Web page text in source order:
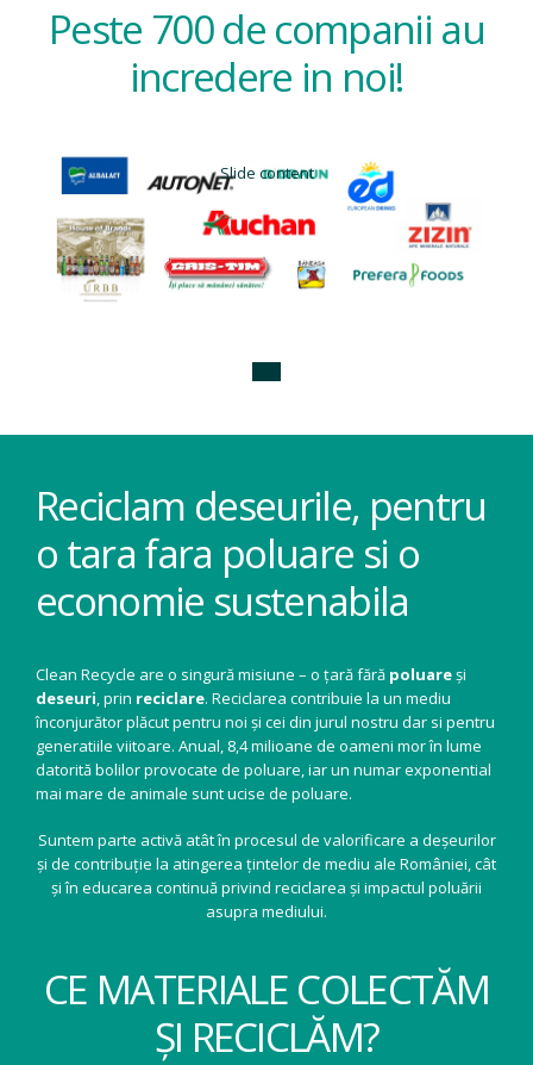
Peste 700 de companii au
incredere in noi!
Slide content
Reciclam deseurile, pentru
o tara fara poluare si o
economie sustenabila
Clean Recycle are o singură misiune – o țară fără poluareși
deseuri, prin reciclare. Reciclarea contribuie la un mediu
înconjurător plăcut pentru noi și cei din jurul nostru dar si pentru
generatiile viitoare. Anual, 8,4 milioane de oameni mor în lume
datorită bolilor provocate de poluare, iar un numar exponential
mai mare de animale sunt ucise de poluare.
Suntem parte activă atât în procesul de valorificare a deșeurilor
și de contribuție la atingerea țintelor de mediu ale României, cât
și în educarea continuă privind reciclarea și impactul poluării
asupra mediului.
CE MATERIALE COLECTĂM
ȘI RECICLĂM?